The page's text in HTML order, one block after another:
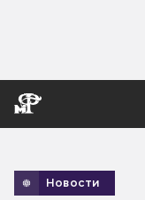
Новости